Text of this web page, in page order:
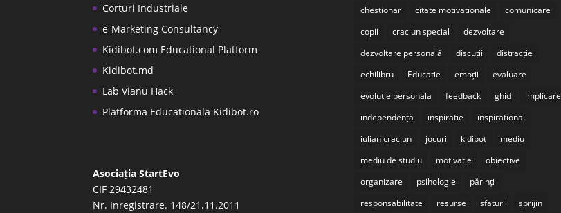
Corturi Industriale
e-Marketing Consultancy
Kidibot.com Educational Platform
Kidibot.md
Lab Vianu Hack
Platforma Educationala Kidibot.ro
Asociația StartEvo
CIF 29432481
Nr. Inregistrare. 148/21.11.2011
chestionar
citate motivationale
comunicare
copii
craciun special
dezvoltare
dezvoltare personală
discuții
distracție
echilibru
Educatie emoții
evaluare
evolutie personala
feedback ghid
implicare
independență
inspiratie
inspirational
iulian craciun
jocuri kidibot
mediu
mediu de studiu
motivatie
obiective
organizare
psihologie
părinți
responsabilitate
resurse sfaturi
sprijin